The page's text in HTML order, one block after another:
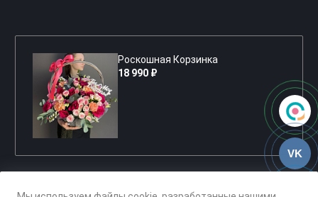
VK
Роскошная Корзинка
18 990 ₽